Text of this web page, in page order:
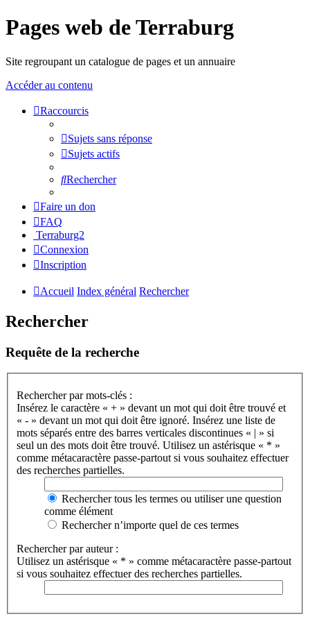
Pages web de Terraburg
Site regroupant un catalogue de pages et un annuaire
Accéder au contenu
Raccourcis
Sujets sans réponse
Sujets actifs
Rechercher
Faire un don
FAQ
Terraburg2
Connexion
Inscription
Accueil Index général Rechercher
Rechercher
Requête de la recherche
Rechercher par mots-clés :
Insérez le caractère « + » devant un mot qui doit être trouvé et
« - » devant un mot qui doit être ignoré. Insérez une liste de
mots séparés entre des barres verticales discontinues « | » si
seul un des mots doit être trouvé. Utilisez un astérisque « * »
comme métacaractère passe-partout si vous souhaitez effectuer
des recherches partielles.
Rechercher tous les termes ou utiliser une question
comme élément
Rechercher n’importe quel de ces termes
Rechercher par auteur :
Utilisez un astérisque « * » comme métacaractère passe-partout
si vous souhaitez effectuer des recherches partielles.